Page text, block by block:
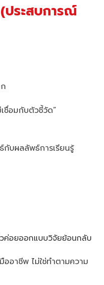
ระสบการณ์
ชื่อมกับตัวชี้วัด”
กับผลลัพธ์การเรียนรู้
วค่อยออกแบบวิจัยย้อนกลับ
ออาชีพ ไม่ใช่ทำตามความ